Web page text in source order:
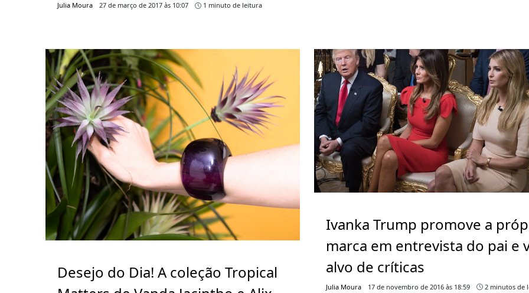
Julia Moura 27 de março de 2017 às 10:07 1 minuto de leitura
Desejo do Dia! A coleção Tropical
Ivanka Trump promove a
marca em entrevista do pai e
alvo de críticas
Julia Moura 17 de novembro de 2016 às 18:59 2 minutos de